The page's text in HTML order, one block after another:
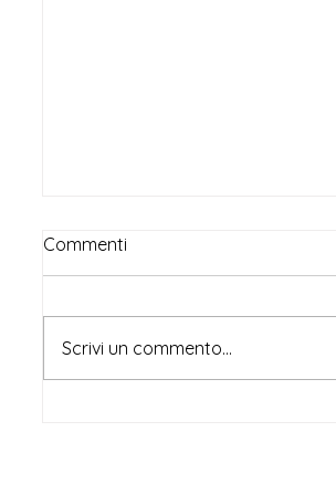
Commenti
Scrivi un commento...